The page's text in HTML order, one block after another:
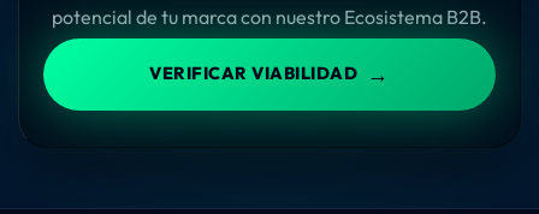
potencial de tu marca con nuestro Ecosistema B2B.
VERIFICAR VIABILIDAD →